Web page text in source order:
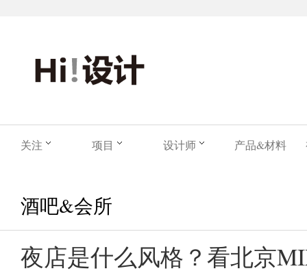
关注 项目 设计师 产品&材料
酒吧&会所
夜店是什么风格？看北京